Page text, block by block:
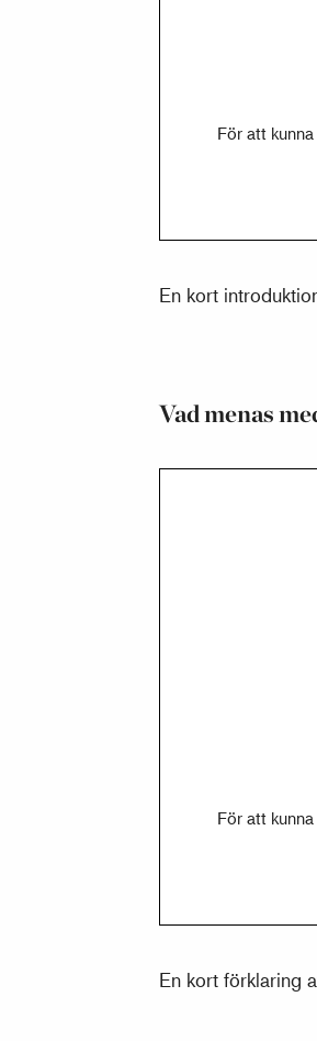
För att
En kort
Vad menas
För att
En kort förklaring